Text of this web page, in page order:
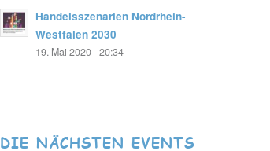
Handelsszenarien Nordrhein-
Westfalen 2030
19. Mai 2020 - 20:34
DIE NÄCHSTEN EVENTS